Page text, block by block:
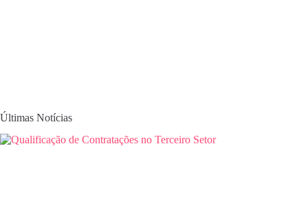
Últimas Notícias